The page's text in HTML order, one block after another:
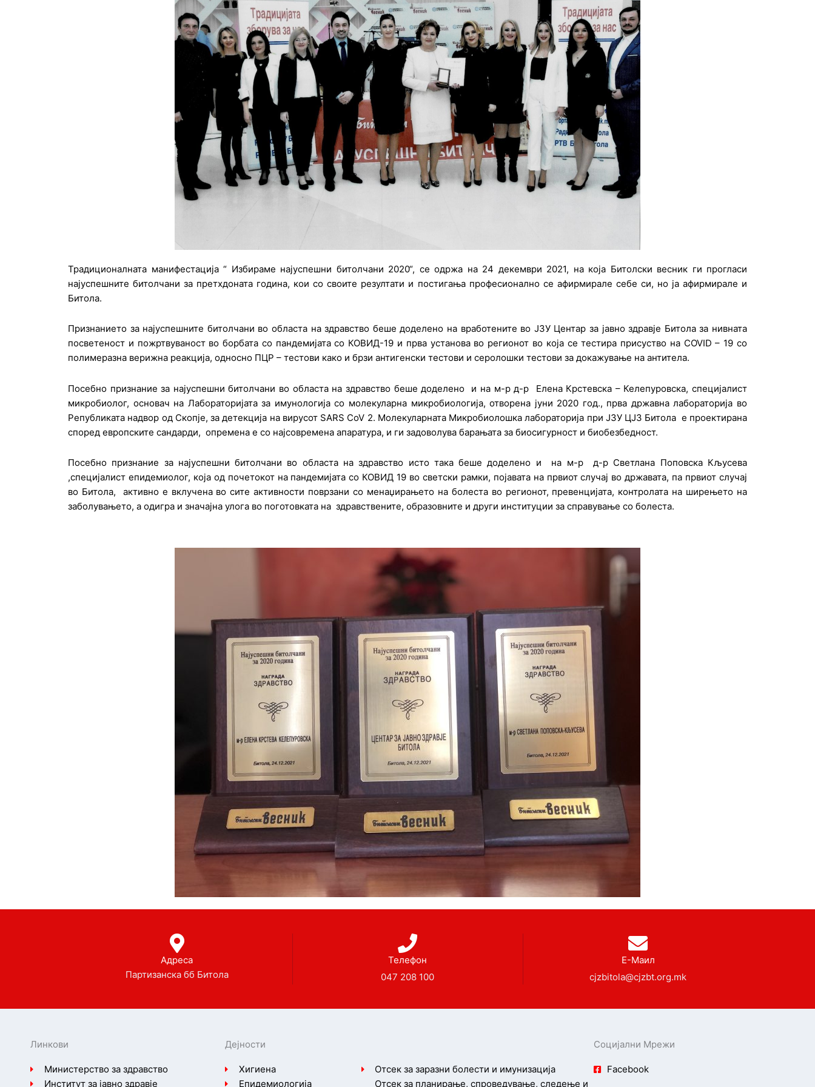
Традиционалната манифестација “ Избираме најуспешни битолчани 2020“, се одржа на 24 декември 2021, на која Битолски весник ги прогласи
најуспешните битолчани за претхдоната година, кои со своите резултати и постигања професионално се афирмирале себе си, но ја афирмирале и
Битола.
Признанието за најуспешните битолчани во областа на здравство беше доделено на вработените во ЈЗУ Центар за јавно здравје Битола за нивната
посветеност и пожртвуваност во борбата со пандемијата со КОВИД-19 и прва установа во регионот во која се тестира присуство на COVID – 19 со
полимеразна верижна реакција, односно ПЦР – тестови како и брзи антигенски тестови и серолошки тестови за докажување на антитела.
Посебно признание за најуспешни битолчани во областа на здравство беше доделено и на м-р д-р Елена Крстевска – Келепуровска, специјалист
микробиолог, основач на Лабораторијата за имунологија со молекуларна микробиологија, отворена јуни 2020 год., прва државна лабораторија вo
Републиката надвор од Скопје, за детекција на вирусот SARS CoV 2. Молекуларната Микробиолошка лабораторија при ЈЗУ ЦЈЗ Битола е проектирана
според европските сандарди, опремена е со најсовремена апаратура, и ги задоволува барањата за биосигурност и биобезбедност.
Посебно признание за најуспешни битолчани во областа на здравство исто така беше доделено и на м-р д-р Светлана Поповска Кљусева
,специјалист епидемиолог, која од почетокот на пандемијата со КОВИД 19 во светски рамки, појавата на првиот случај во државата, па првиот случај
во Битола, активно е вклучена во сите активности поврзани со менаџирањето на болеста во регионот, превенцијата, контролата на ширењето на
заболувањето, а одигра и значајна улога во поготовката на здравствените, образовните и други институции за справување со болеста.
Адреса
Партизанска бб Битола
Телефон
047 208 100
Е-Маил
cjzbitola@cjzbt.org.mk
Линкови
Министерство за здравство
Институт за јавно здравје
Дејности
Хигиена
Епидемиологија
Отсек за заразни болести и имунизација
Отсек за планирање, спроведување, следење и
Социјални Мрежи
Facebook